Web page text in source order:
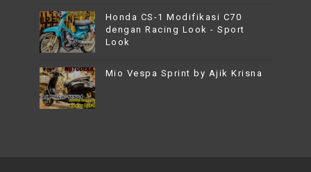
Honda CS-1 Modifikasi C70
dengan Racing Look - Sport
Look
Mio Vespa Sprint by Ajik Krisna